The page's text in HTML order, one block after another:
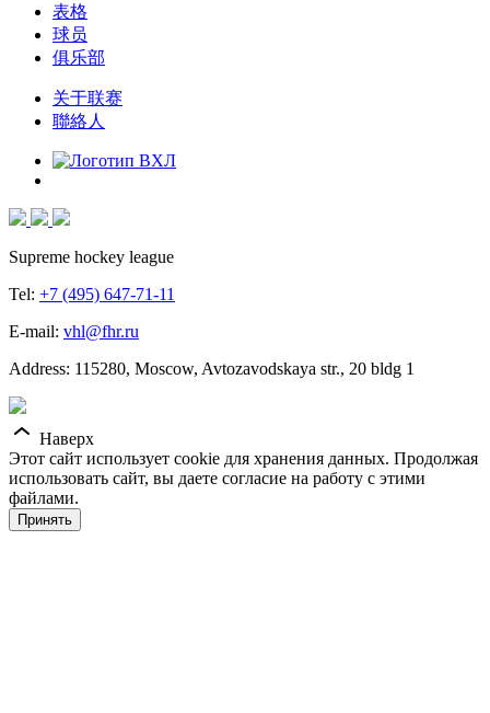
表格
球员
俱乐部
关于联赛
聯絡人
Supreme hockey league
Tel: +7 (495) 647-71-11
E-mail: vhl@fhr.ru
Address: 115280, Moscow, Avtozavodskaya str., 20 bldg 1
Наверх
Этот сайт использует cookie для хранения данных. Продолжая
использовать сайт, вы даете согласие на работу с этими
файлами.
Принять